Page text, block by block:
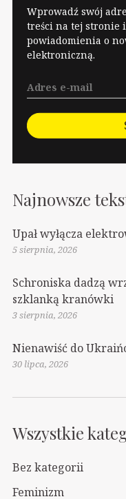
naszej estetyki i
rozumowi, ale także
konkretnym żywym
ludziom.
Wprowadź swój
treści na tej stronie
powiadomienia o
elektroniczną.
Najnowsze
Upał wyłącza
5 sierpnia, 2026
Schroniska dadzą
szklanką kranówki
3 sierpnia, 2026
Nienawiść do
30 lipca, 2026
Wszystkie
Bez kategorii
Feminizm